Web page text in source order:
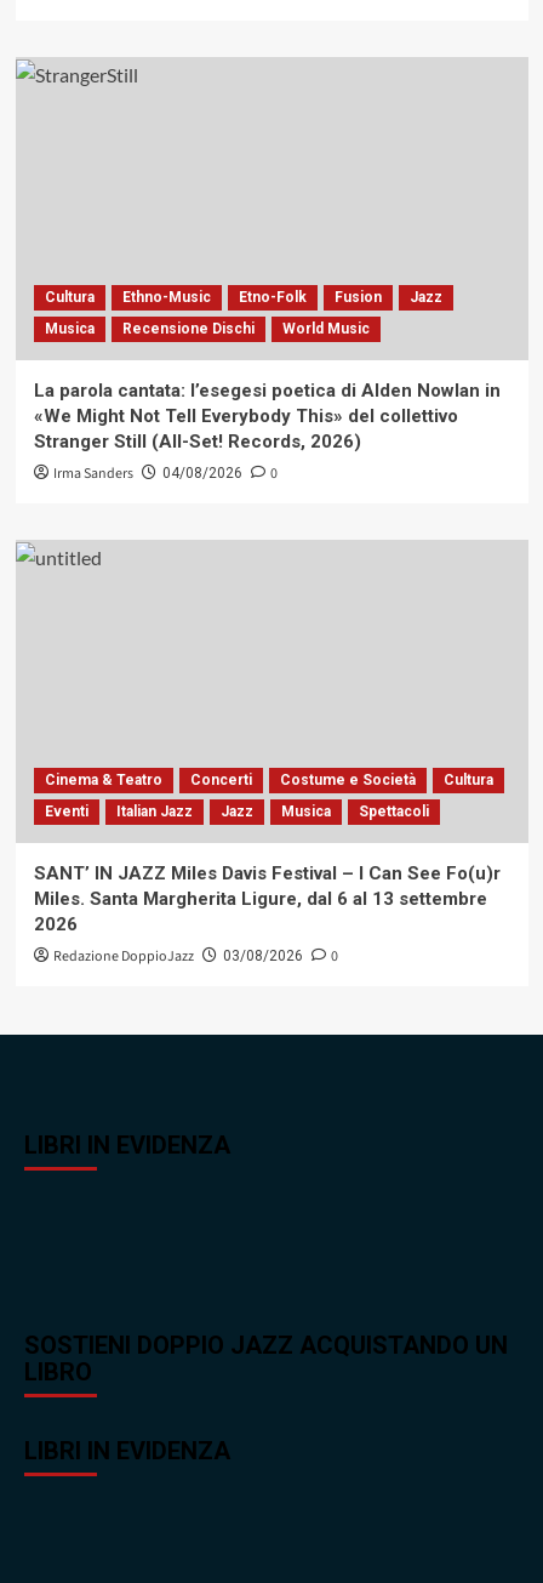
Cultura Ethno-Music Etno-Folk Fusion
Jazz
Musica
Recensione Dischi World Music
La parola cantata: l’esegesi poetica di Alden Nowlan in
«We Might Not Tell Everybody This» del collettivo
Stranger Still (All-Set! Records, 2026)
Irma Sanders 04/08/2026 0
Cinema & Teatro Concerti Costume e Società
Cultura
Eventi
Italian Jazz Jazz Musica Spettacoli
SANT’ IN JAZZ Miles Davis Festival – I Can See Fo(u)r
Miles. Santa Margherita Ligure, dal 6 al 13 settembre
2026
Redazione DoppioJazz 03/08/2026 0
LIBRI IN EVIDENZA
SOSTIENI DOPPIO JAZZ ACQUISTANDO UN
LIBRO
LIBRI IN EVIDENZA